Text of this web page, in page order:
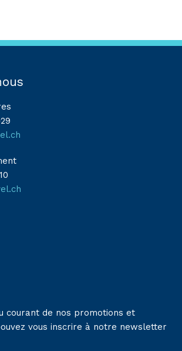
courant de nos promotions et
vous inscrire à notre newsletter